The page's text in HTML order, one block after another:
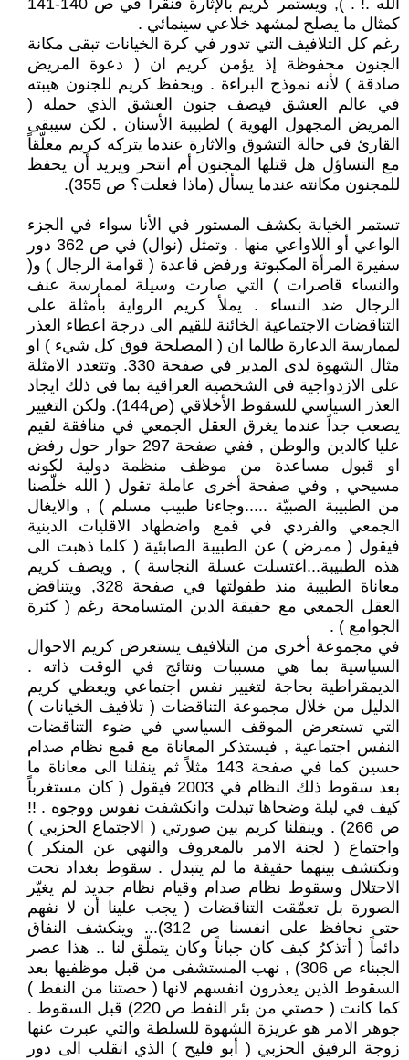
الله .! . ), ويستمر كريم بالإثارة فنقرأ في ص 140-141
كمثال ما يصلح لمشهد خلاعي سينمائي .
رغم كل التلافيف التي تدور في كرة الخيانات تبقى مكانة
الجنون محفوظة إذ يؤمن كريم ان ( دعوة المريض
صادقة ) لأنه نموذج البراءة . ويحفظ كريم للجنون هيبته
في عالم العشق فيصف جنون العشق الذي حمله (
المريض المجهول الهوية ) لطبيبة الأسنان , لكن سيبقى
القارئ في حالة التشوق والاثارة عندما يتركه كريم معلّقاً
مع التساؤل هل قتلها المجنون أم انتحر ويريد أن يحفظ
للمجنون مكانته عندما يسأل (ماذا فعلت؟ ص 355).
تستمر الخيانة بكشف المستور في الأنا سواء في الجزء
الواعي أو اللاواعي منها . وتمثل (نوال) في ص 362 دور
‏سفيرة المرأة المكبوتة ورفض قاعدة ( قوامة الرجال ) و(
والنساء قاصرات ) التي صارت وسيلة لممارسة عنف
الرجال ضد النساء . يملأ كريم الرواية بأمثلة على
التناقضات الاجتماعية الخائنة للقيم الى درجة اعطاء العذر
لممارسة الدعارة طالما ان ( المصلحة فوق كل شيء ) او
مثال الشهوة لدى المدير في صفحة 330. وتتعدد الامثلة
على الازدواجية في الشخصية العراقية بما في ذلك ايجاد
العذر السياسي للسقوط الأخلاقي (ص144). ولكن التغيير
يصعب جداً عندما يغرق العقل الجمعي في منافقة لقيم
عليا كالدين والوطن , ففي صفحة 297 حوار حول رفض
او قبول مساعدة من موظف منظمة دولية لكونه
مسيحي , وفي صفحة أخرى عاملة تقول ( الله خلّصنا
من الطبيبة الصبيّة .....وجاءنا طبيب مسلم ) , والايغال
الجمعي والفردي في قمع واضطهاد الاقليات الدينية
فيقول ( ممرض ) عن الطبيبة الصابئية ( كلما ذهبت الى
هذه الطبيبة...اغتسلت غسلة النجاسة ) , ويصف كريم
معاناة الطبيبة منذ طفولتها في صفحة 328, ويتناقض
العقل الجمعي مع حقيقة الدين المتسامحة رغم ( كثرة
الجوامع ) .
في مجموعة أخرى من التلافيف يستعرض كريم الاحوال
السياسية بما هي مسببات ونتائج في الوقت ذاته .
الديمقراطية بحاجة لتغيير نفس اجتماعي ويعطي كريم
الدليل من خلال مجموعة التناقضات ( تلافيف الخيانات )
التي تستعرض الموقف السياسي في ضوء التناقضات
النفس اجتماعية , فيستذكر المعاناة مع قمع نظام صدام
حسين كما في صفحة 143 مثلاً ثم ينقلنا الى معاناة ما
بعد سقوط ذلك النظام في 2003 فيقول ( كان مستغرباً
كيف في ليلة وضحاها تبدلت وانكشفت نفوس ووجوه . !!
ص 266) . وينقلنا كريم بين صورتي ( الاجتماع الحزبي )
واجتماع ( لجنة الامر بالمعروف والنهي عن المنكر )
ونكتشف بينهما حقيقة ما لم يتبدل . سقوط بغداد تحت
الاحتلال وسقوط نظام صدام وقيام نظام جديد لم يغيّر
الصورة بل تعمّقت التناقضات ( يجب علينا أن لا نفهم
حتى نحافظ على انفسنا ص 312)... وينكشف النفاق
دائماً ( أتذكرُ كيف كان جباناً وكان يتملّق لنا .. هذا عصر
الجبناء ص 306) , نهب المستشفى من قبل موظفيها بعد
السقوط الذين يعذرون انفسهم لانها ( حصتنا من النفط )
كما كانت ( حصتي من بئر النفط ص 220) قبل السقوط .
جوهر الامر هو غريزة الشهوة للسلطة والتي عبرت عنها
زوجة الرفيق الحزبي ( أبو فليح ) الذي انقلب الى دور